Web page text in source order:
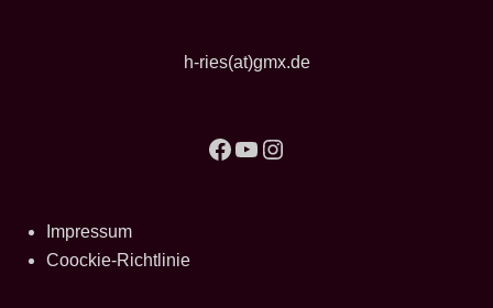
h-ries(at)gmx.de
Facebook
YouTube
Instagram
Impressum
Coockie-Richtlinie